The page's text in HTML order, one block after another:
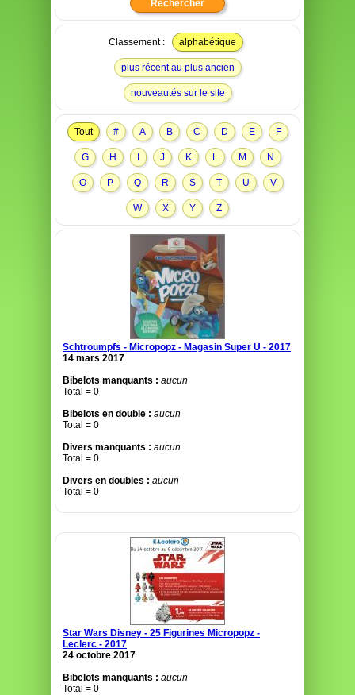
Classement : alphabétique
plus récent au plus ancien
nouveautés sur le site
Tout # A B C D E F
G H J K L M N
O P Q R S T U V
W X Y Z
Schtroumpfs - Micropopz - Magasin Super U - 2017
14 mars 2017
Bibelots manquants : aucun
Total = 0
Bibelots en double : aucun
Total = 0
Divers manquants : aucun
Total = 0
Divers en doubles : aucun
Total = 0
Star Wars Disney - 25 Figurines Micropopz -
Leclerc - 2017
24 octobre 2017
Bibelots manquants : aucun
Total = 0